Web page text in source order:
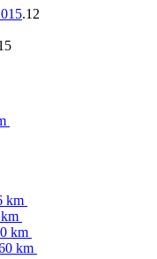
.12
km
km
km